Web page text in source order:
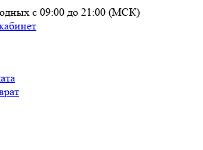
с 09:00 до 21:00 (МСК)